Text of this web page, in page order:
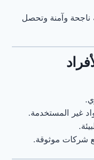
وآمنة وتحصل
غير المستخدمة.
شركات موثوقة.